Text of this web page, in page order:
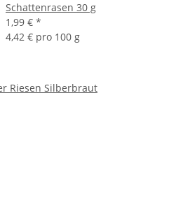
Schattenrasen 30 g
1,99 € *
4,42 € pro 100 g